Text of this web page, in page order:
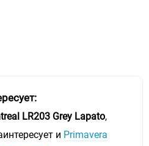
LR203 Grey Lapato,
и Primavera